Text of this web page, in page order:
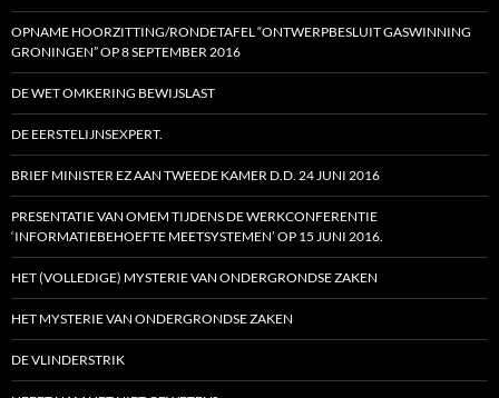
OPNAME HOORZITTING/RONDETAFEL “ONTWERPBESLUIT GASWINNING
GRONINGEN” OP 8 SEPTEMBER 2016
DE WET OMKERING BEWIJSLAST
DE EERSTELIJNSEXPERT.
BRIEF MINISTER EZ AAN TWEEDE KAMER D.D. 24 JUNI 2016
PRESENTATIE VAN OMEM TIJDENS DE WERKCONFERENTIE
‘INFORMATIEBEHOEFTE MEETSYSTEMEN’ OP 15 JUNI 2016.
HET (VOLLEDIGE) MYSTERIE VAN ONDERGRONDSE ZAKEN
HET MYSTERIE VAN ONDERGRONDSE ZAKEN
DE VLINDERSTRIK